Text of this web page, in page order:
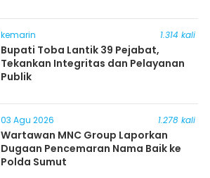
kemarin 1.314 kali
Bupati Toba Lantik 39 Pejabat,
Tekankan Integritas dan Pelayanan
Publik
03 Agu 2026 1.278 kali
Wartawan MNC Group Laporkan
Dugaan Pencemaran Nama Baik ke
Polda Sumut